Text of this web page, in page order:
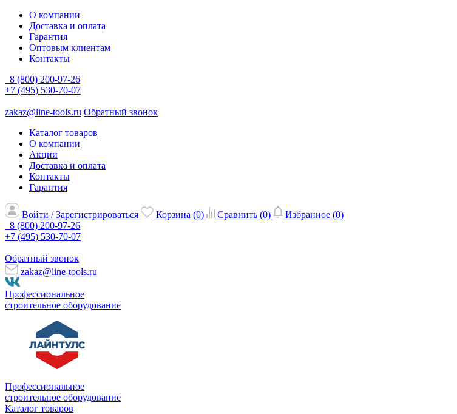
О компании
Доставка и оплата
Гарантия
Оптовым клиентам
Контакты
8 (800) 200-97-26
+7 (495) 530-70-07
zakaz@line-tools.ru Обратный звонок
Каталог товаров
О компании
Акции
Доставка и оплата
Контакты
Гарантия
Войти / Зарегистрироваться Корзина (0) Сравнить (0) Избранное (0)
8 (800) 200-97-26
+7 (495) 530-70-07
Обратный звонок
zakaz@line-tools.ru
Профессиональное
строительное оборудование
Профессиональное
строительное оборудование
Каталог товаров